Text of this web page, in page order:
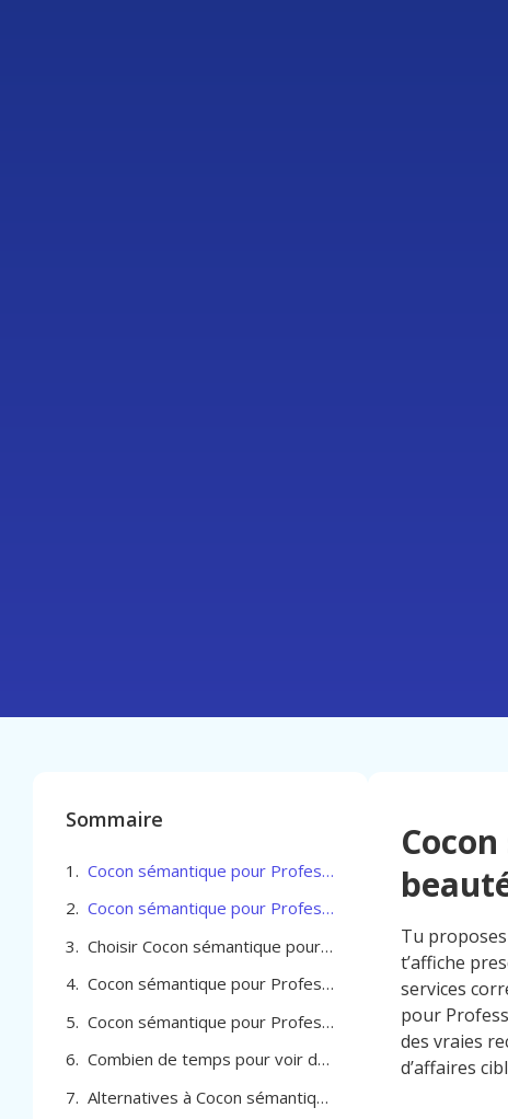
Sommaire
Cocon sémantique pour Professionel de la beauté à Molenbeek-Saint-Jean
Cocon sémantique pour Professionel de la beauté à Molenbeek-Saint-Jean comment choisir la bonne agence
Choisir Cocon sémantique pour Professionel de la beauté à Molenbeek-Saint-Jean
Cocon sémantique pour Professionel de la beauté à Molenbeek-Saint-Jean
Cocon sémantique pour Professionel de la beauté à Molenbeek-Saint-Jean
Combien de temps pour voir des résultats avec un cocon sémantique à Molenbeek Saint Jean
Alternatives à Cocon sémantique pour Professionel de la beauté à Molenbeek-Saint-Jean
Tu
t’affiche
services
pour
des vraies
d’affaires